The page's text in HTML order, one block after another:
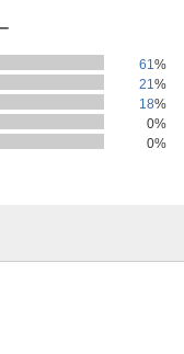
61%
21%
18%
0%
0%